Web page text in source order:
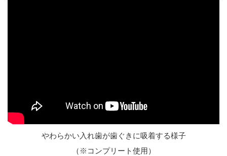
やわらかい入れ歯が歯ぐきに吸着する様子
（※コンプリート使用）